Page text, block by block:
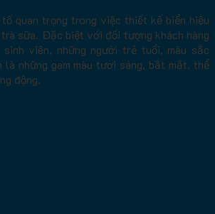
quan trọng trong việc thiết kế biển hiệu
trà sữa. Đặc biệt với đối tượng khách hàng
viên, những người trẻ tuổi, màu sắc
những gam màu tươi sáng, bắt mắt, thể
động.